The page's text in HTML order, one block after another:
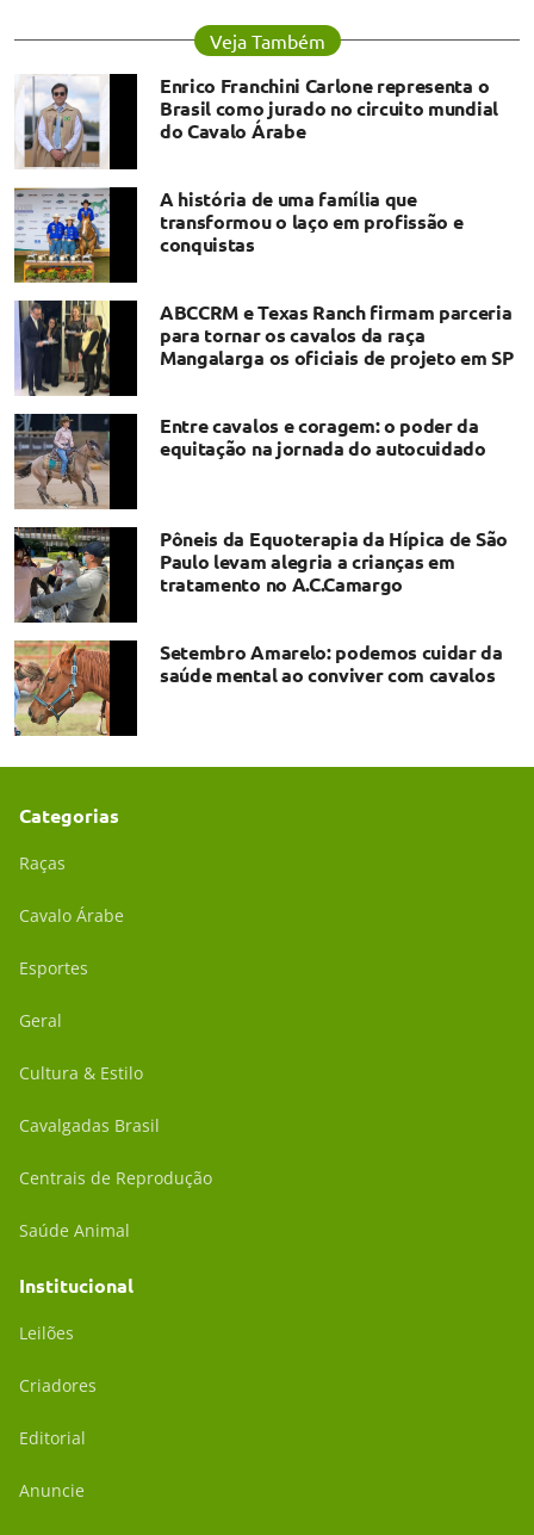
Veja Também
Enrico Franchini Carlone representa o
Brasil como jurado no circuito mundial
do Cavalo Árabe
A história de uma família que
transformou o laço em profissão e
conquistas
ABCCRM e Texas Ranch firmam parceria
para tornar os cavalos da raça
Mangalarga os oficiais de projeto em SP
Entre cavalos e coragem: o poder da
equitação na jornada do autocuidado
Pôneis da Equoterapia da Hípica de São
Paulo levam alegria a crianças em
tratamento no A.C.Camargo
Setembro Amarelo: podemos cuidar da
saúde mental ao conviver com cavalos
Categorias
Raças
Cavalo Árabe
Esportes
Geral
Cultura & Estilo
Cavalgadas Brasil
Centrais de Reprodução
Saúde Animal
Institucional
Leilões
Criadores
Editorial
Anuncie